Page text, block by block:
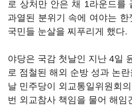
로 상처만 안은 채 1라운드를
과열된 분위기 속에 여야는
국민들 눈살을 찌푸리게 했다.
야당은 국감 첫날인 지난 4일
로 점철된 해외 순방 성과 논란
날 민주당이 외교통일위원회
번 외교참사 책임을 물어 해임